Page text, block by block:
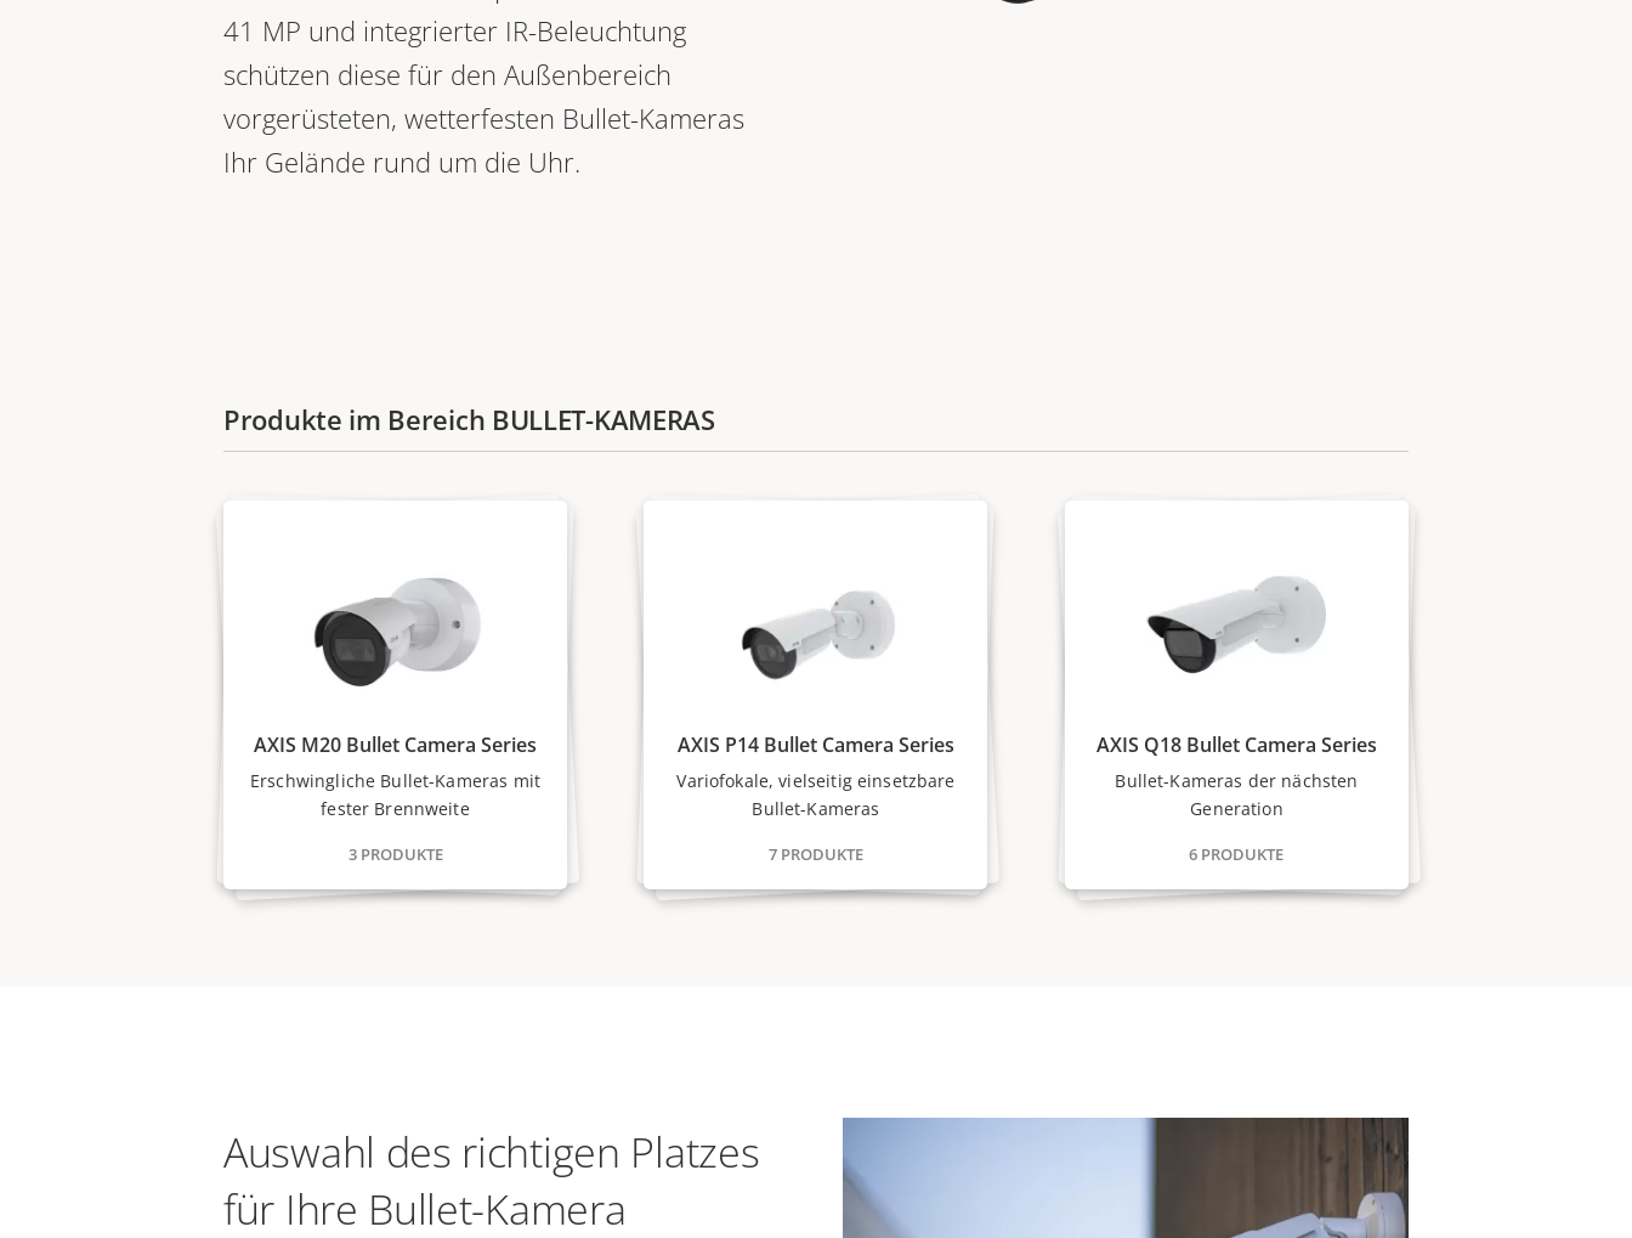
41 MP und integrierter IR-Beleuchtung
schützen diese für den Außenbereich
vorgerüsteten, wetterfesten Bullet-Kameras
Ihr Gelände rund um die Uhr.
Produkte im Bereich BULLET-KAMERAS
AXIS M20 Bullet Camera Series
3 PRODUKTE
Erschwingliche Bullet-Kameras mit
fester Brennweite
AXIS P14 Bullet Camera Series
7 PRODUKTE
Variofokale, vielseitig einsetzbare
Bullet-Kameras
AXIS Q18 Bullet Camera Series
6 PRODUKTE
Bullet-Kameras der nächsten
Generation
Auswahl des richtigen Platzes
für Ihre Bullet-Kamera